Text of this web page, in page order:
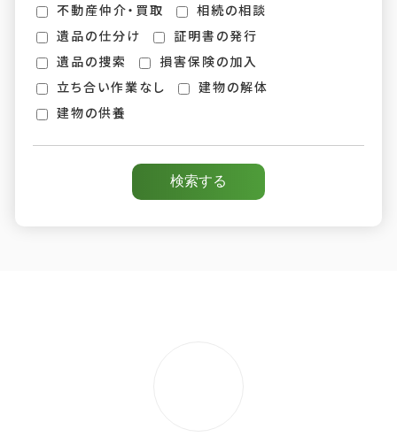
不動産仲介・買取
相続の相談
遺品の仕分け
証明書の発行
遺品の捜索
損害保険の加入
立ち合い作業なし
建物の解体
建物の供養